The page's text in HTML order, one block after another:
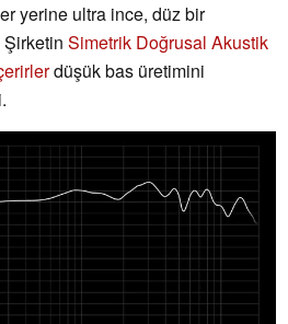
yerine ultra ince, düz bir
Simetrik Doğrusal Akustik
düşük bas üretimini